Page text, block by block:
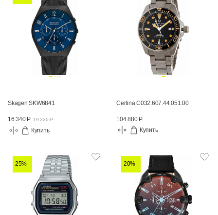
Skagen SKW6841
16 340 Р 19 220 Р
Купить
Certina C032.607.44.051.00
104 880 Р
Купить
25% 20%